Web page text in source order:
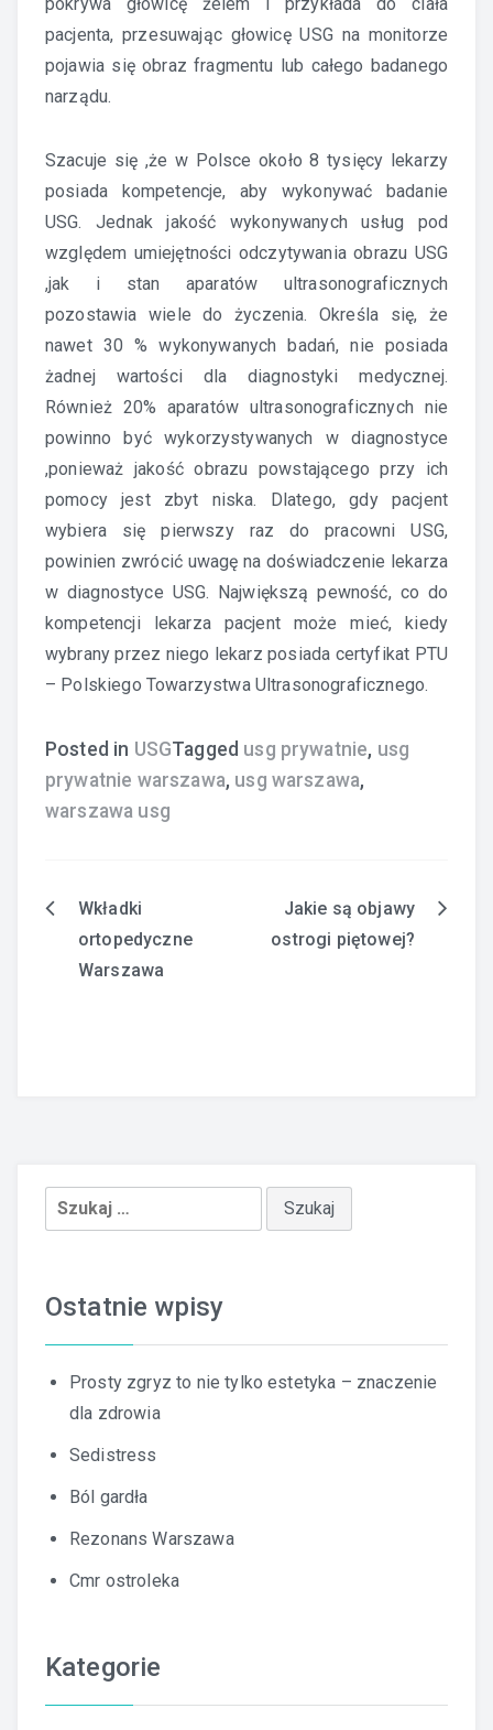
pacjenta, przesuwając głowicę USG na monitorze
pojawia się obraz fragmentu lub całego badanego
narządu.
Szacuje się ,że w Polsce około 8 tysięcy lekarzy
posiada kompetencje, aby wykonywać badanie
USG. Jednak jakość wykonywanych usług pod
względem umiejętności odczytywania obrazu USG
,jak i stan aparatów ultrasonograficznych
pozostawia wiele do życzenia. Określa się, że
nawet 30 % wykonywanych badań, nie posiada
żadnej wartości dla diagnostyki medycznej.
Również 20% aparatów ultrasonograficznych nie
powinno być wykorzystywanych w diagnostyce
,ponieważ jakość obrazu powstającego przy ich
pomocy jest zbyt niska. Dlatego, gdy pacjent
wybiera się pierwszy raz do pracowni USG,
powinien zwrócić uwagę na doświadczenie lekarza
w diagnostyce USG. Największą pewność, co do
kompetencji lekarza pacjent może mieć, kiedy
wybrany przez niego lekarz posiada certyfikat PTU
– Polskiego Towarzystwa Ultrasonograficznego.
Posted in USGTagged usg prywatnie, usg
prywatnie warszawa, usg warszawa,
warszawa usg
Nawigacja
wpisu
Wkładki
ortopedyczne
Warszawa
Jakie są objawy
ostrogi piętowej?
Szukaj:
Ostatnie wpisy
Prosty zgryz to nie tylko estetyka – znaczenie
dla zdrowia
Sedistress
Ból gardła
Rezonans Warszawa
Cmr ostroleka
Kategorie